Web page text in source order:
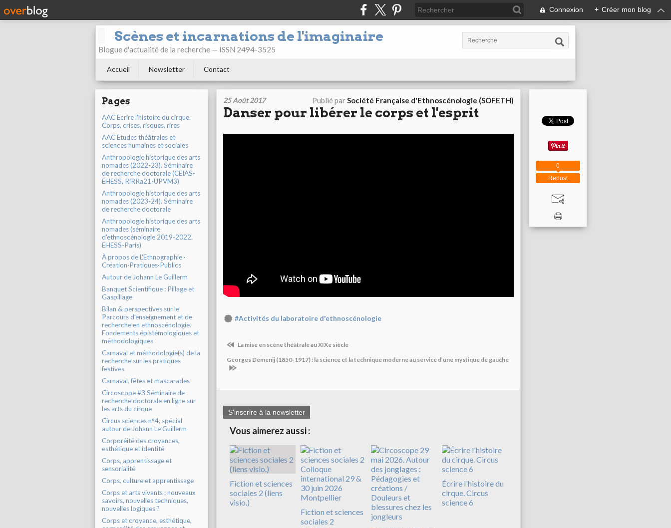
Connexion + Créer mon blog
Scènes et incarnations de l'imaginaire
Blogue d'actualité de la recherche — ISSN 2494-3525
Accueil Newsletter Contact
Pages
AAC Écrire l'histoire du cirque.
Corps, crises, risques, rires
AAC Études théâtrales et
sciences humaines et sociales
Anthropologie historique des arts
nomades (2022-23). Séminaire
de recherche doctorale (CEIAS-
EHESS, RiRRa21-UPVM3)
Anthropologie historique des arts
nomades (2023-24). Séminaire
de recherche doctorale
Anthropologie historique des arts
nomades (séminaire
d'ethnoscénologie 2019-2022.
EHESS-Paris)
À propos de L'Ethnographie ·
Création·Pratiques·Publics
Autour de Johann Le Guillerm
Banquet Scientifique : Pillage et
Gaspillage
Bilan & perspectives sur le
Parcours d'enseignement et de
recherche en ethnoscénologie.
Fondements épistémologiques et
méthodologiques
Carnaval et méthodologie(s) de la
recherche sur les pratiques
festives
Carnaval, fêtes et mascarades
Circoscope #3 Séminaire de
recherche doctorale en ligne sur
les arts du cirque
Circus sciences n°4, spécial
autour de Johann Le Guillerm
Corporéité des croyances,
esthétique et identité
Corps, apprentissage et
sensorialité
Corps, culture et apprentissage
Corps et arts vivants : nouveaux
savoirs, nouvelles techniques,
nouvelles logiques ?
Corps et croyance, esthétique,
25 Août 2017 Publié parSociété Française d'Ethnoscénologie (SOFETH)
Danser pour libérer le corps et l'esprit
#Activités du laboratoire d'ethnoscénologie
La mise en scène théâtrale au XIXe siècle
Georges Demenij (1850-1917) : la science et la technique moderne au service d’une mystique de gauche
S'inscrire à la newsletter
Vous aimerez aussi :
Fiction et sciences
sociales 2 (liens
visio.)
Fiction et sciences
sociales 2
Écrire l'histoire du
cirque. Circus
science 6
Repost
0